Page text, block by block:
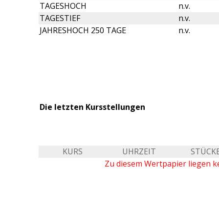
TAGESHOCH
n.v.
TAGESTIEF
n.v.
JAHRESHOCH 250 TAGE
n.v.
Die letzten Kursstellungen
KURS UHRZEIT
Zu diesem Wertpapier liegen